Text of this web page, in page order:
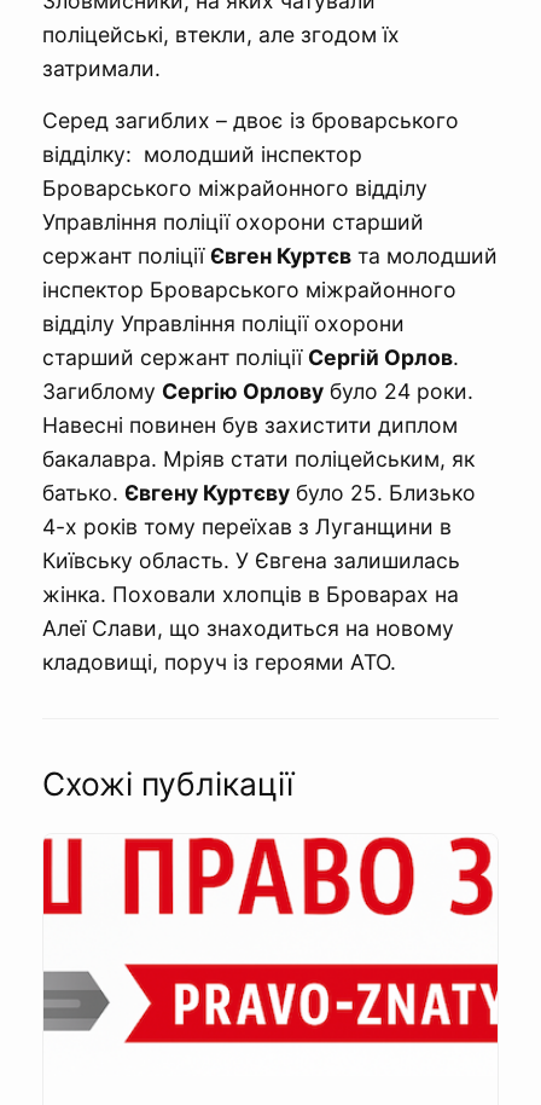
поліцейські, втекли, але згодом їх
затримали.
Серед загиблих – двоє із броварського
відділку: молодший інспектор
Броварського міжрайонного відділу
Управління поліції охорони старший
сержант поліціїЄвген Куртєв та молодший
інспектор Броварського міжрайонного
відділу Управління поліції охорони
старший сержант поліції Сергій Орлов.
Загиблому Сергію Орлову було 24 роки.
Навесні повинен був захистити диплом
бакалавра. Мріяв стати поліцейським, як
батько. Євгену Куртєву було 25. Близько
4-х років тому переїхав з Луганщини в
Київську область. У Євгена залишилась
жінка. Поховали хлопців в Броварах на
Алеї Слави, що знаходиться на новому
кладовищі, поруч із героями АТО.
Схожі публікації